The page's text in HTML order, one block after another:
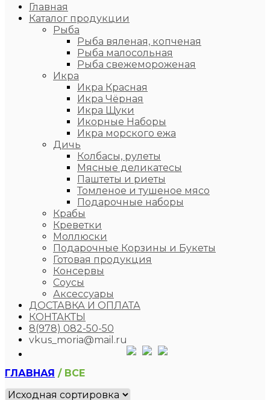
Главная
Каталог продукции
Рыба
Рыба вяленая, копченая
Рыба малосольная
Рыба свежемороженая
Икра
Икра Красная
Икра Чёрная
Икра Щуки
Икорные Наборы
Икра морского ежа
Дичь
Колбасы, рулеты
Мясные деликатесы
Паштеты и риеты
Томленое и тушеное мясо
Подарочные наборы
Крабы
Креветки
Моллюски
Подарочные Корзины и Букеты
Готовая продукция
Консервы
Соусы
Аксессуары
ДОСТАВКА И ОПЛАТА
КОНТАКТЫ
8(978) 082-50-50
vkus_moria@mail.ru
ГЛАВНАЯ / ВСЕ